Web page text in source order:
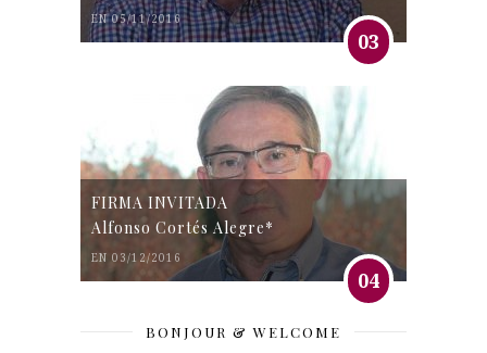
EN 05/11/2016
03
FIRMA INVITADA
Alfonso Cortés Alegre*
EN 03/12/2016
04
BONJOUR & WELCOME